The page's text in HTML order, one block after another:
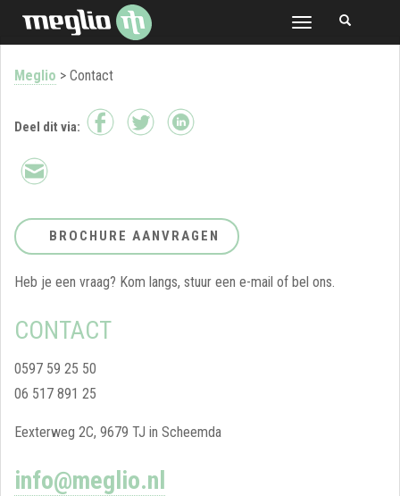
TOGGLE
Meglio > Contact
Deel dit via:
BROCHURE AANVRAGEN
Heb je een vraag? Kom langs, stuur een e-mail of bel ons.
CONTACT
0597 59 25 50
06 517 891 25
Eexterweg 2C, 9679 TJ in Scheemda
info@meglio.nl